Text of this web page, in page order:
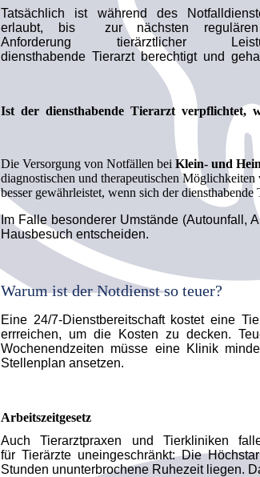
Tatsächlich ist während des
erlaubt, bis zur nächsten
Anforderung tierärztlicher
diensthabende Tierarzt berechtigt und
Ist der diensthabende Tierarzt verpflichtet,
Die Versorgung von Notfällen bei Klein- und
diagnostischen und therapeutischen
besser gewährleistet, wenn sich der
Im Falle besonderer Umstände (Autounfall,
Hausbesuch entscheiden.
Warum ist der Notdienst so teuer?
Eine 24/7-Dienstbereitschaft kostet eine
errreichen, um die Kosten zu decken.
Wochenendzeiten müsse eine Klinik
Stellenplan ansetzen.
Arbeitszeitgesetz
Auch Tierarztpraxen und Tierkliniken
für Tierärzte uneingeschränkt: Die
Stunden ununterbrochene Ruhezeit liegen.